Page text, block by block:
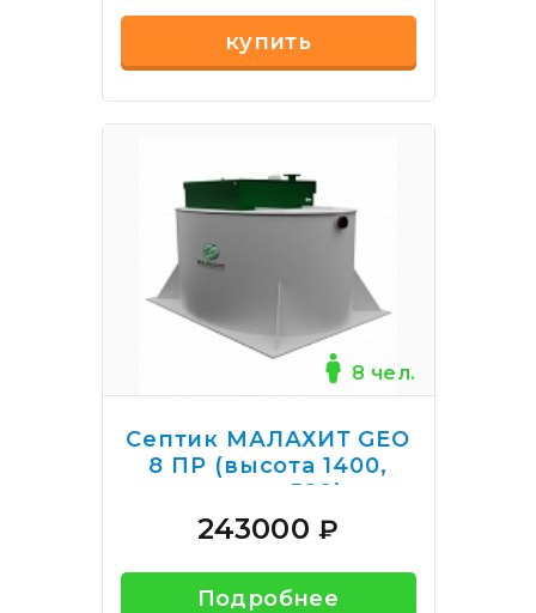
купить
8 чел.
Септик МАЛАХИТ GEO
8 ПР (высота 1400,
врезка 520)
243000₽
Подробнее